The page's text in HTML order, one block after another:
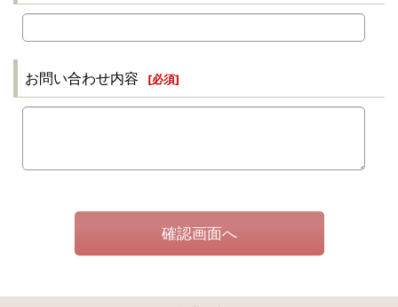
お問い合わせ内容 [必須]
確認画面へ